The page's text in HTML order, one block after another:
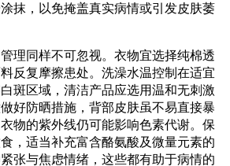
抹，以免掩盖真实病情或引发皮肤萎
理同样不可忽视。衣物宜选择纯棉透
反复摩擦患处。洗澡水温控制在适宜
斑区域，清洁产品应选用温和无刺激
好防晒措施，背部皮肤虽不易直接暴
物的紫外线仍可能影响色素代谢。保
，适当补充富含酪氨酸及微量元素的
张与焦虑情绪，这些都有助于病情的